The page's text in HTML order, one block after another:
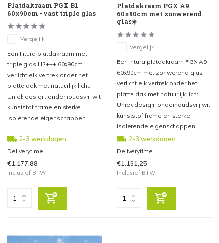
Platdakraam PGX B1
60x90cm - vast triple glas
Vergelijk
Een Intura platdakraam met
triple glas HR+++ 60x90cm
verlicht elk vertrek onder het
platte dak met natuurlijk licht.
Uniek design, onderhoudsvrij wit
kunststof frame en sterke
isolerende eigenschappen.
2-3 werkdagen
Deliverytime
€1.177,88
Inclusief BTW
Platdakraam PGX A9
60x90cm met zonwerend
glas☀️
Vergelijk
Een Intura platdakraam PGX A9
60x90cm met zonwerend glas
verlicht elk vertrek onder het
platte dak met natuurlijk licht.
Uniek design, onderhoudsvrij wit
kunststof frame en sterke
isolerende eigenschappen.
2-3 werkdagen
Deliverytime
€1.161,25
Inclusief BTW